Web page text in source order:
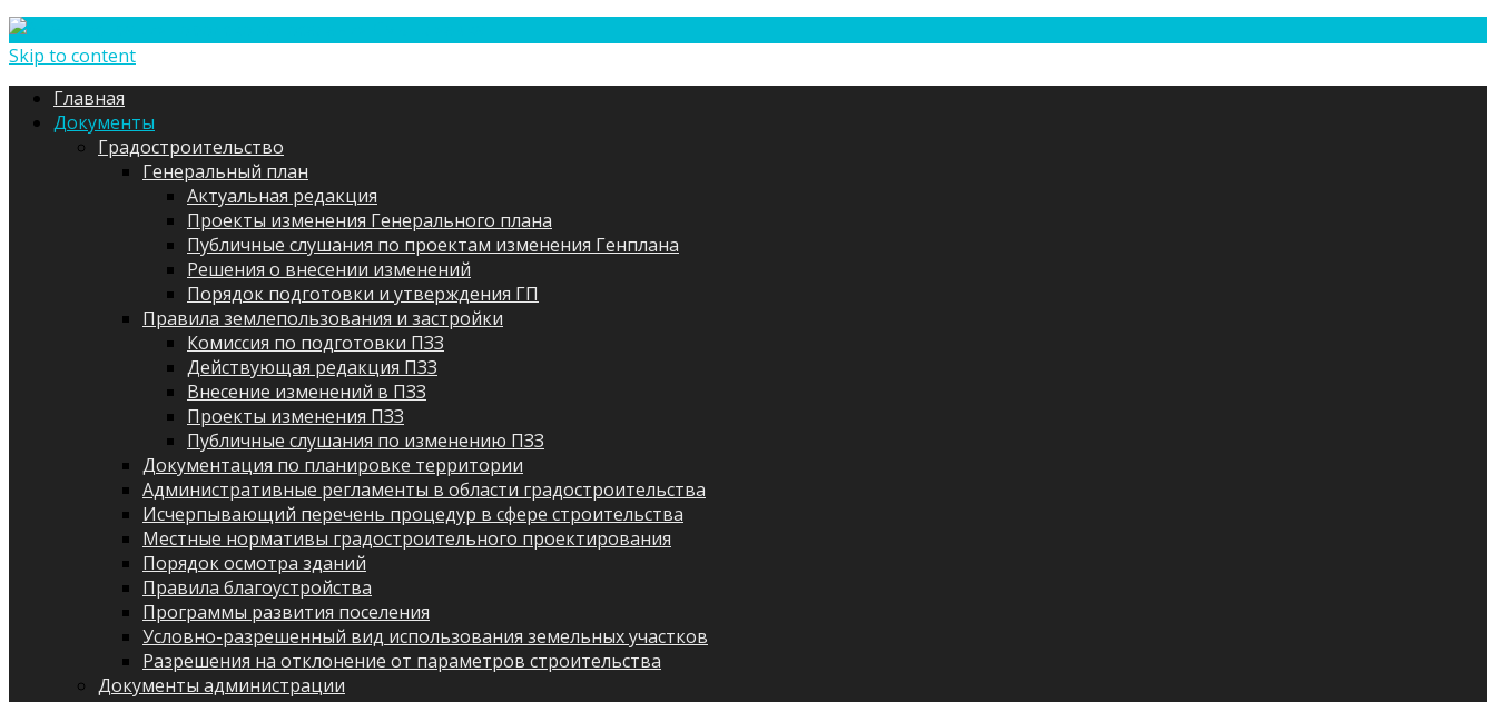
Skip to content
Главная
Документы
Градостроительство
Генеральный план
Актуальная редакция
Проекты изменения Генерального плана
Публичные слушания по проектам изменения Генплана
Решения о внесении изменений
Порядок подготовки и утверждения ГП
Правила землепользования и застройки
Комиссия по подготовки ПЗЗ
Действующая редакция ПЗЗ
Внесение изменений в ПЗЗ
Проекты изменения ПЗЗ
Публичные слушания по изменению ПЗЗ
Документация по планировке территории
Административные регламенты в области градостроительства
Исчерпывающий перечень процедур в сфере строительства
Местные нормативы градостроительного проектирования
Порядок осмотра зданий
Правила благоустройства
Программы развития поселения
Условно-разрешенный вид использования земельных участков
Разрешения на отклонение от параметров строительства
Документы администрации